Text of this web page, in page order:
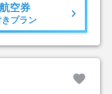
航空券
プラン